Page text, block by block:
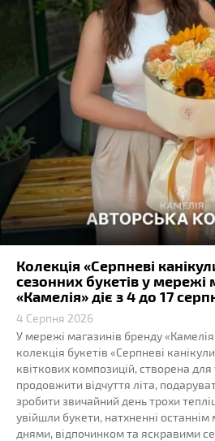
Колекція «Серпневі
сезонних букетів у мережі
«Камелія» діє з 4 до 17
4 Серпня 2026
У мережі магазинів бренду
колекція букетів «Серпневі
квіткових композицій, створена для
продовжити відчуття літа,
зробити звичайний день трохи
увійшли букети, натхненні останнім
днями, відпочинком та яскравими